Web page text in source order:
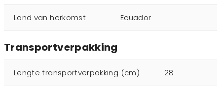
Land van herkomst Ecuador
Transportverpakking
Lengte transportverpakking (cm) 28